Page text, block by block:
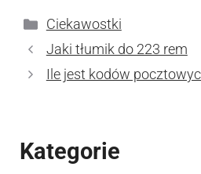
Kategorie
Ciekawostki
Jaki tłumik do 223 rem
Ile jest kodów
Kategorie